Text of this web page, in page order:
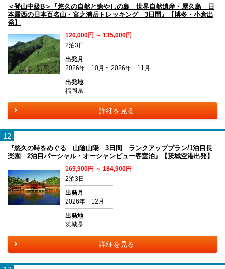
＜登山中級B＞『悠久の自然と癒やしの島 世界自然遺産・屋久島 日
本最西の日本百名山・宮之浦岳トレッキング 3日間』【博多・小倉出
発】
120,000円 ～ 135,000円
2泊3日
出発月
2026年 10月 ~ 2026年 11月
出発地
福岡県
詳細を見る
12
『悠久の時をめぐる 山陰山陽 3日間 ランクアッププラン/1泊目長
楽園 2泊目パーシャル・オーシャンビュー客室泊』【茨城空港出発】
169,900円 ～ 184,900円
2泊3日
出発月
2026年 12月
出発地
茨城県
詳細を見る